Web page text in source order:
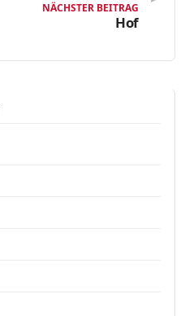
NÄCHSTER BEITRAG
Hof